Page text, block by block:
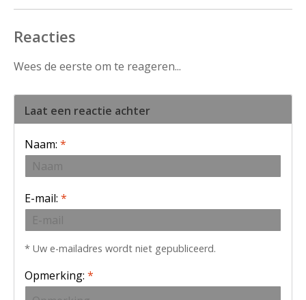
Reacties
Wees de eerste om te reageren...
Laat een reactie achter
Naam: *
E-mail: *
* Uw e-mailadres wordt niet gepubliceerd.
Opmerking: *